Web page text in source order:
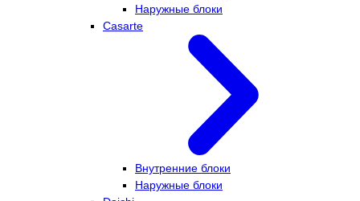
Наружные блоки
Casarte
Внутренние блоки
Наружные блоки